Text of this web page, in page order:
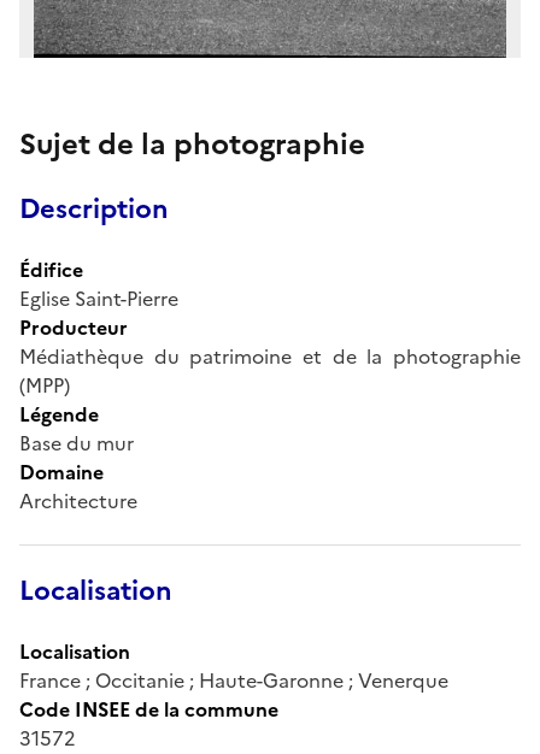
Sujet de la photographie
Description
Édifice
Eglise Saint-Pierre
Producteur
Médiathèque du patrimoine et de la photographie
(MPP)
Légende
Base du mur
Domaine
Architecture
Localisation
Localisation
France ; Occitanie ; Haute-Garonne ; Venerque
Code INSEE de la commune
31572